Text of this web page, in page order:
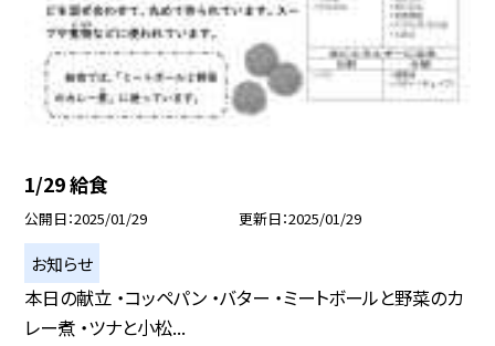
1/29 給食
公開日 2025/01/29 更新日 2025/01/29
お知らせ
本日の献立 ・コッペパン ・バター ・ミートボールと野菜のカ
レー煮 ・ツナと小松...